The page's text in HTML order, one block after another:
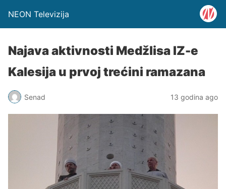
NEON Televizija
Najava aktivnosti Medžlisa IZ-e
Kalesija u prvoj trećini ramazana
Senad 13 godina ago